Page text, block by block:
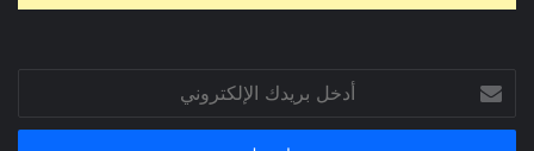
بريدك
الإلكتروني